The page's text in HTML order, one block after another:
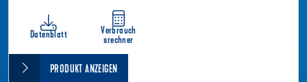
Datenblatt
Verbrauch
srechner
PRODUKT ANZEIGEN